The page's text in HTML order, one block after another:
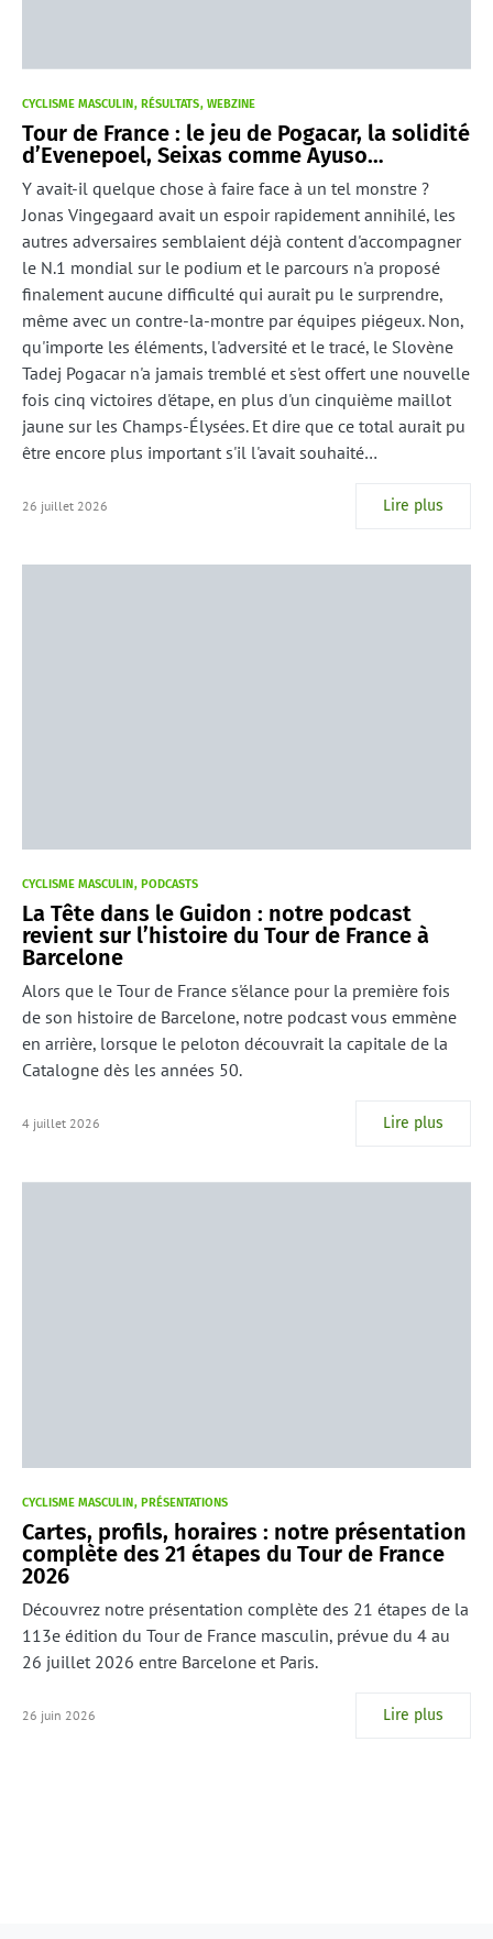
CYCLISME MASCULIN RÉSULTATS WEBZINE
Tour de France : le jeu de Pogacar, la solidité
d’Evenepoel, Seixas comme Ayuso…
Y avait-il quelque chose à faire face à un tel monstre ?
Jonas Vingegaard avait un espoir rapidement annihilé, les
autres adversaires semblaient déjà content d'accompagner
le N.1 mondial sur le podium et le parcours n'a proposé
finalement aucune difficulté qui aurait pu le surprendre,
même avec un contre-la-montre par équipes piégeux. Non,
qu'importe les éléments, l'adversité et le tracé, le Slovène
Tadej Pogacar n'a jamais tremblé et s'est offert une nouvelle
fois cinq victoires d'étape, en plus d'un cinquième maillot
jaune sur les Champs-Élysées. Et dire que ce total aurait pu
être encore plus important s'il l'avait souhaité…
26 juillet 2026 Lire plus
CYCLISME MASCULIN PODCASTS
La Tête dans le Guidon : notre podcast
revient sur l’histoire du Tour de France à
Barcelone
Alors que le Tour de France s'élance pour la première fois
de son histoire de Barcelone, notre podcast vous emmène
en arrière, lorsque le peloton découvrait la capitale de la
Catalogne dès les années 50.
4 juillet 2026 Lire plus
CYCLISME MASCULIN PRÉSENTATIONS
Cartes, profils, horaires : notre présentation
complète des 21 étapes du Tour de France
2026
Découvrez notre présentation complète des 21 étapes de la
113e édition du Tour de France masculin, prévue du 4 au
26 juillet 2026 entre Barcelone et Paris.
26 juin 2026 Lire plus